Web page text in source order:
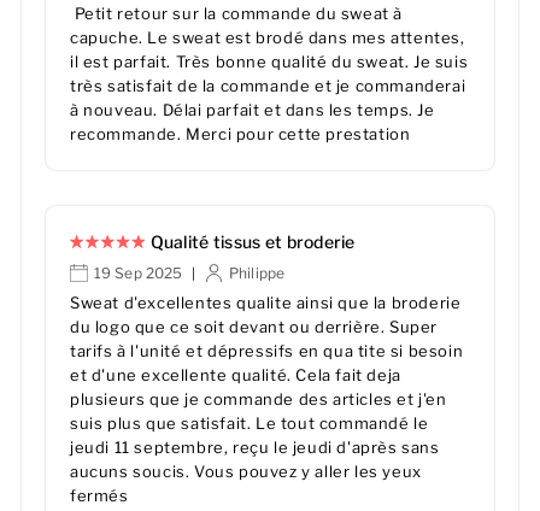
Petit retour sur la commande du sweat à
capuche. Le sweat est brodé dans mes attentes,
il est parfait. Très bonne qualité du sweat. Je suis
très satisfait de la commande et je commanderai
à nouveau. Délai parfait et dans les temps. Je
recommande. Merci pour cette prestation
Qualité tissus et broderie
19 Sep 2025 | Philippe
Sweat d'excellentes qualite ainsi que la broderie
du logo que ce soit devant ou derrière. Super
tarifs à l'unité et dépressifs en qua tite si besoin
et d'une excellente qualité. Cela fait deja
plusieurs que je commande des articles et j'en
suis plus que satisfait. Le tout commandé le
jeudi 11 septembre, reçu le jeudi d'après sans
aucuns soucis. Vous pouvez y aller les yeux
fermés